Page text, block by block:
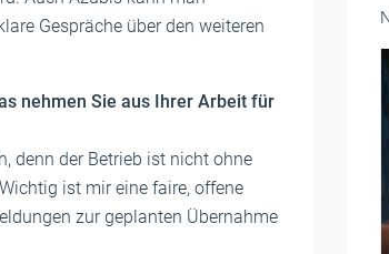
Gespräche über den weiteren
nehmen Sie aus Ihrer Arbeit für
denn der Betrieb ist nicht ohne
ist mir eine faire, offene
zur geplanten Übernahme